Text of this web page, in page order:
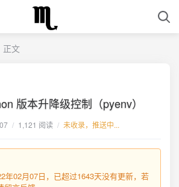
正文
版本升降级控制（pyenv）
/ 1,121 阅读 / 未收录，推送中...
年02月07日，已超过1643天没有更新，若